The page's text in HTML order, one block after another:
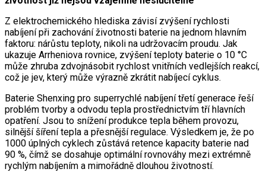
Z elektrochemického hlediska závisí zvýšení rychlosti
nabíjení při zachování životnosti baterie na jednom hlavním
faktoru: nárůstu teploty, nikoli na udržovacím proudu. Jak
ukazuje Arrheniova rovnice, zvýšení teploty baterie o 10 °C
může zhruba zdvojnásobit rychlost vnitřních vedlejších reakcí,
což je jev, který může výrazně zkrátit nabíjecí cyklus.
Baterie Shenxing pro superrychlé nabíjení třetí generace řeší
problém tvorby a odvodu tepla prostřednictvím tří hlavních
opatření. Jsou to snížení produkce tepla během provozu,
silnější šíření tepla a přesnější regulace. Výsledkem je, že po
1000 úplných cyklech zůstává retence kapacity baterie nad
90 %, čímž se dosahuje optimální rovnováhy mezi extrémně
rychlým nabíjením a mimořádně dlouhou životností.